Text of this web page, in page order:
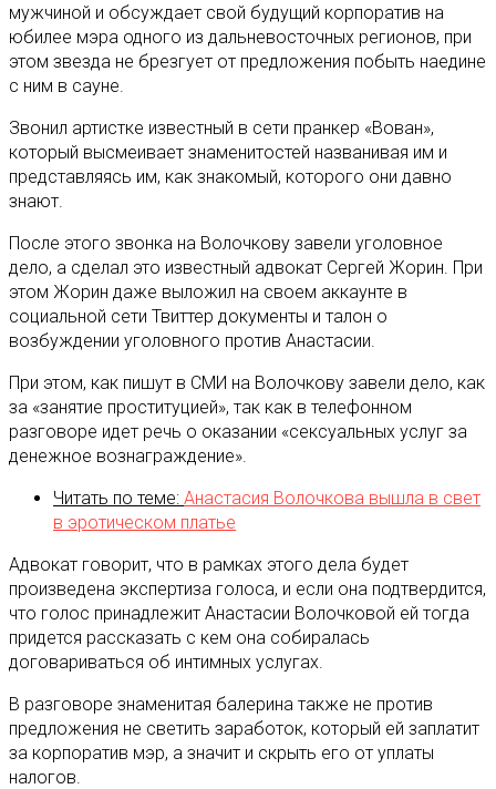
мужчиной и обсуждает свой будущий корпоратив на
юбилее мэра одного из дальневосточных регионов, при
этом звезда не брезгует от предложения побыть наедине
с ним в сауне.
Звонил артистке известный в сети пранкер «Вован»,
который высмеивает знаменитостей названивая им и
представляясь им, как знакомый, которого они давно
знают.
После этого звонка на Волочкову завели уголовное
дело, а сделал это известный адвокат Сергей Жорин. При
этом Жорин даже выложил на своем аккаунте в
социальной сети Твиттер документы и талон о
возбуждении уголовного против Анастасии.
При этом, как пишут в СМИ на Волочкову завели дело, как
за «занятие проституцией», так как в телефонном
разговоре идет речь о оказании «сексуальных услуг за
денежное вознаграждение».
Читать по теме: Анастасия Волочкова вышла в свет
в эротическом платье
Адвокат говорит, что в рамках этого дела будет
произведена экспертиза голоса, и если она подтвердится,
что голос принадлежит Анастасии Волочковой ей тогда
придется рассказать с кем она собиралась
договариваться об интимных услугах.
В разговоре знаменитая балерина также не против
предложения не светить заработок, который ей заплатит
за корпоратив мэр, а значит и скрыть его от уплаты
налогов.